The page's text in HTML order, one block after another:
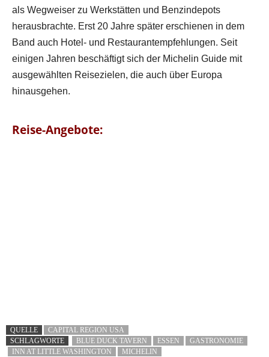
als Wegweiser zu Werkstätten und Benzindepots
herausbrachte. Erst 20 Jahre später erschienen in dem
Band auch Hotel- und Restaurantempfehlungen. Seit
einigen Jahren beschäftigt sich der Michelin Guide mit
ausgewählten Reisezielen, die auch über Europa
hinausgehen.
Reise-Angebote:
QUELLE
CAPITAL REGION USA
SCHLAGWORTE
BLUE DUCK TAVERN ESSEN
GASTRONOMIE
INN AT LITTLE WASHINGTON
MICHELIN